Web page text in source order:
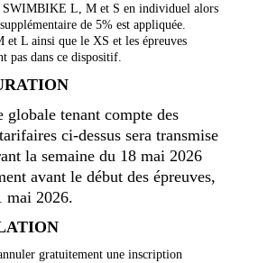
SWIMBIKE L, M et S en individuel alors
de 5% est appliquée.
et L ainsi que le XS et les épreuves
pas dans ce dispositif.
globale tenant compte des
ci-dessus sera transmise
la semaine du 18 mai 2026
avant le début des épreuves,
mai 2026.
gratuitement une inscription